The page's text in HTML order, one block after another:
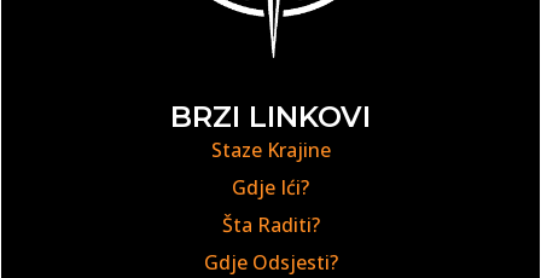
BRZI LINKOVI
Staze Krajine
Gdje Ići?
Šta Raditi?
Gdje Odsjesti?